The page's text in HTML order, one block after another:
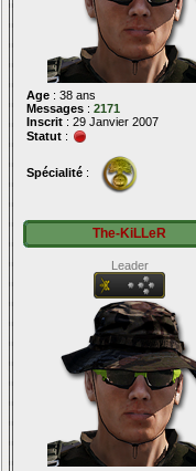
Age : 38 ans
Messages : 2171
Inscrit : 29 Janvier 2007
Statut :
Spécialité :
The-KiLLeR
Leader